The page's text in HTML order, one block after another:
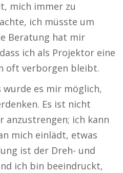
mich immer zu
ich müsste um
Beratung hat mir
ich als Projektor eine
oft verborgen bleibt.
wurde es mir möglich,
Es ist nicht
anzustrengen; ich kann
mich einlädt, etwas
ist der Dreh- und
ich bin beeindruckt,